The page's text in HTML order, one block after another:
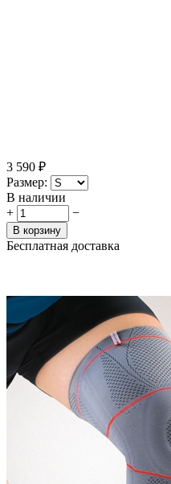
3 590 ₽
Размер:
В наличии
+
−
В корзину
Бесплатная доставка